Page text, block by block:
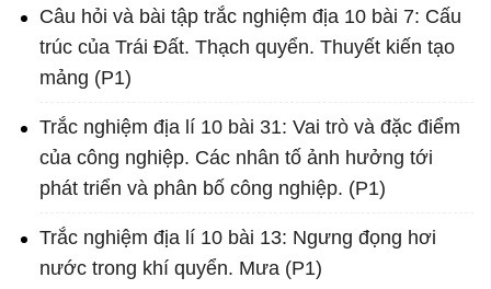
Câu hỏi và bài tập trắc nghiệm địa 10 bài 7: Cấu
trúc của Trái Đất. Thạch quyển. Thuyết kiến tạo
mảng (P1)
Trắc nghiệm địa lí 10 bài 31: Vai trò và đặc điểm
của công nghiệp. Các nhân tố ảnh hưởng tới
phát triển và phân bố công nghiệp. (P1)
Trắc nghiệm địa lí 10 bài 13: Ngưng đọng hơi
nước trong khí quyển. Mưa (P1)